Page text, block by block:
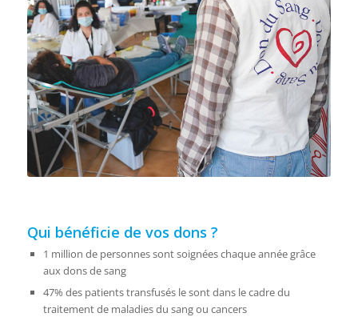
Qui bénéficie de vos dons ?
1 million de personnes sont soignées chaque année grâce
aux dons de sang
47% des patients transfusés le sont dans le cadre du
traitement de maladies du sang ou cancers